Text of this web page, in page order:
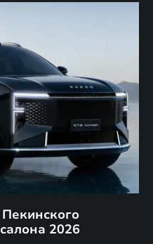
Пекинского
2026